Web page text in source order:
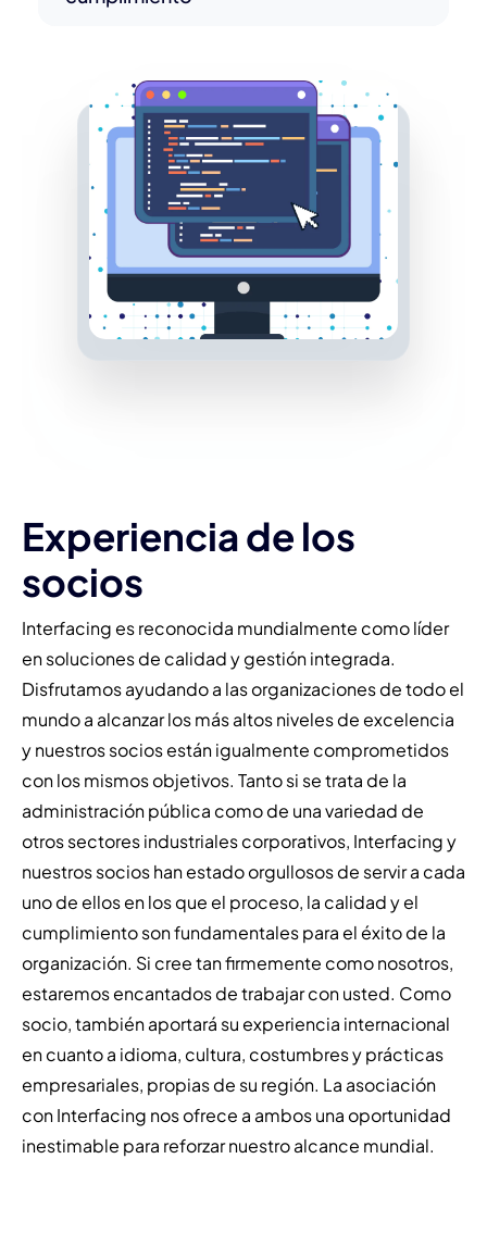
Experiencia de los
socios
Interfacing es reconocida mundialmente como líder
en soluciones de calidad y gestión integrada.
Disfrutamos ayudando a las organizaciones de todo el
mundo a alcanzar los más altos niveles de excelencia
y nuestros socios están igualmente comprometidos
con los mismos objetivos. Tanto si se trata de la
administración pública como de una variedad de
otros sectores industriales corporativos, Interfacing y
nuestros socios han estado orgullosos de servir a cada
uno de ellos en los que el proceso, la calidad y el
cumplimiento son fundamentales para el éxito de la
organización. Si cree tan firmemente como nosotros,
estaremos encantados de trabajar con usted. Como
socio, también aportará su experiencia internacional
en cuanto a idioma, cultura, costumbres y prácticas
empresariales, propias de su región. La asociación
con Interfacing nos ofrece a ambos una oportunidad
inestimable para reforzar nuestro alcance mundial.